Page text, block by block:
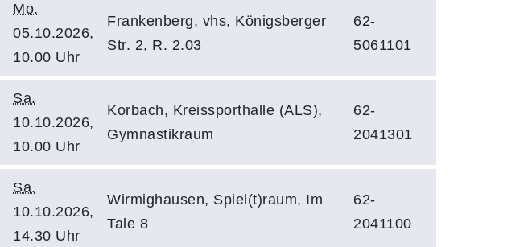
Mo.
05.10.2026,
10.00 Uhr
Frankenberg, vhs, Königsberger
Str. 2, R. 2.03
62-
5061101
Sa.
10.10.2026,
10.00 Uhr
Korbach, Kreissporthalle (ALS),
Gymnastikraum
62-
2041301
Sa.
10.10.2026,
14.30 Uhr
Wirmighausen, Spiel(t)raum, Im
Tale 8
62-
2041100